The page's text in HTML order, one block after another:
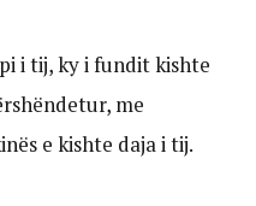
i tij, ky i fundit kishte
me
e kishte daja i tij.